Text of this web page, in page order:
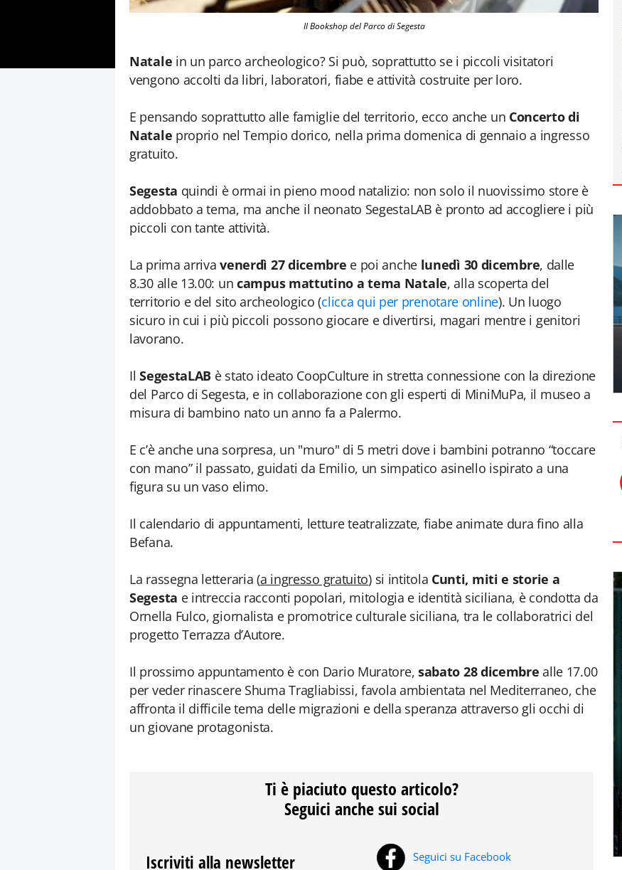
Il Bookshop del Parco di Segesta
Natale in un parco archeologico? Si può, soprattutto se i piccoli visitatori
vengono accolti da libri, laboratori, fiabe e attività costruite per loro.
E pensando soprattutto alle famiglie del territorio, ecco anche un Concerto di
Natale proprio nel Tempio dorico, nella prima domenica di gennaio a ingresso
gratuito.
Segesta quindi è ormai in pieno mood natalizio: non solo il nuovissimo store è
addobbato a tema, ma anche il neonato SegestaLAB è pronto ad accogliere i più
piccoli con tante attività.
La prima arrivavenerdì 27 dicembre e poi anchelunedì 30 dicembre, dalle
8.30 alle 13.00: un campus mattutino a tema Natale, alla scoperta del
territorio e del sito archeologico (clicca qui per prenotare online). Un luogo
sicuro in cui i più piccoli possono giocare e divertirsi, magari mentre i genitori
lavorano.
IlSegestaLAB è stato ideato CoopCulture in stretta connessione con la direzione
del Parco di Segesta, e in collaborazione con gli esperti di MiniMuPa, il museo a
misura di bambino nato un anno fa a Palermo.
E c’è anche una sorpresa, un "muro" di 5 metri dove i bambini potranno “toccare
con mano” il passato, guidati da Emilio, un simpatico asinello ispirato a una
figura su un vaso elimo.
Il calendario di appuntamenti, letture teatralizzate, fiabe animate dura fino alla
Befana.
La rassegna letteraria (a ingresso gratuito) si intitola Cunti, miti e storie a
Segesta e intreccia racconti popolari, mitologia e identità siciliana, è condotta da
Ornella Fulco, giornalista e promotrice culturale siciliana, tra le collaboratrici del
progetto Terrazza d’Autore.
Il prossimo appuntamento è con Dario Muratore, sabato 28 dicembrealle 17.00
per veder rinascere Shuma Tragliabissi, favola ambientata nel Mediterraneo, che
affronta il difficile tema delle migrazioni e della speranza attraverso gli occhi di
un giovane protagonista.
Ti è piaciuto questo articolo?
Seguici anche sui social
Iscriviti alla newsletter Seguici su Facebook